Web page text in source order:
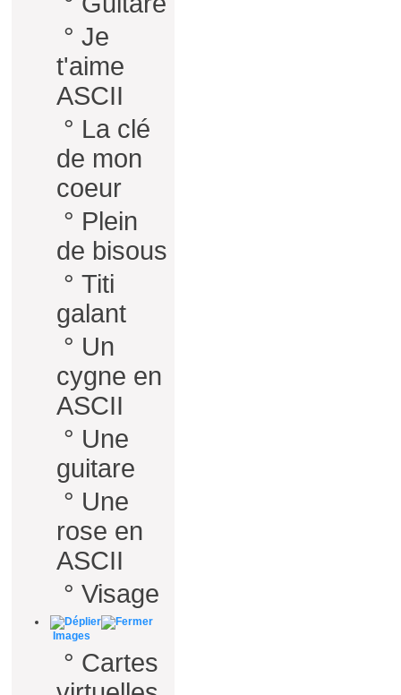
° Je
t'aime
ASCII
° La clé
de mon
coeur
° Plein
de bisous
° Titi
galant
° Un
cygne en
ASCII
° Une
guitare
° Une
rose en
ASCII
° Visage
Images
° Cartes